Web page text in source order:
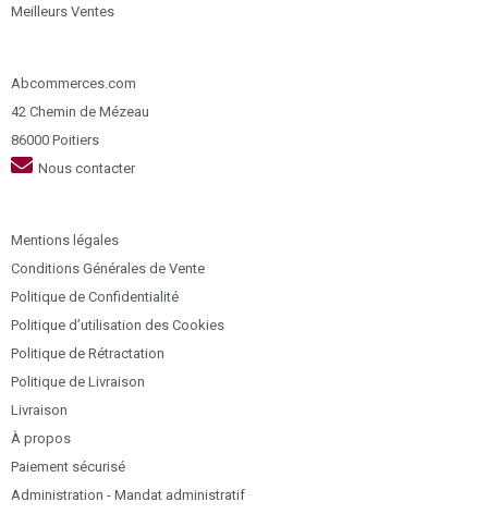
Meilleurs Ventes
Abcommerces.com
42 Chemin de Mézeau
86000 Poitiers
Nous contacter
Mentions légales
Conditions Générales de Vente
Politique de Confidentialité
Politique d’utilisation des Cookies
Politique de Rétractation
Politique de Livraison
Livraison
À propos
Paiement sécurisé
Administration - Mandat administratif